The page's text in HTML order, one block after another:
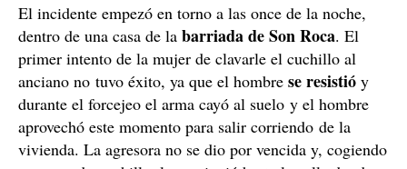
El incidente empezó en torno a las once de la noche,
dentro de una casa de la barriada de Son Roca. El
primer intento de la mujer de clavarle el cuchillo al
anciano no tuvo éxito, ya que el hombre se resistió y
durante el forcejeo el arma cayó al suelo y el hombre
aprovechó este momento para salir corriendo de la
vivienda. La agresora no se dio por vencida y, cogiendo